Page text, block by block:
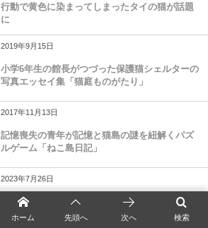
行動で黄色に染まってしまったタイの猫が話題
に
2019年9月15日
小学6年生の館長がつづった保護猫シェルターの
写真エッセイ集「猫庭ものがたり」
2017年11月13日
記憶喪失の青年が記憶と猫島の謎を紐解くパズ
ルゲーム「ねこ島日記」
2023年7月26日
マヌルネコは何故かわいいのか？イエネコとの
違いから生態や進化まで、知られざるマヌルネ
検索
ホーム 先頭へ 次へ